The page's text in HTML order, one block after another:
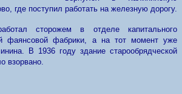
где поступил работать на железную дорогу.
сторожем в отделе капитального
фаянсовой фабрики, а на тот момент уже
В 1936 году здание старообрядческой
взорвано.